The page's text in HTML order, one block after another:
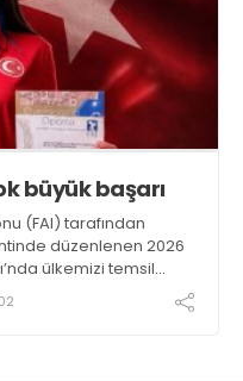
büyük başarı
(FAI) tarafından
düzenlenen 2026
ülkemizi temsil
büyük bir
oldu.